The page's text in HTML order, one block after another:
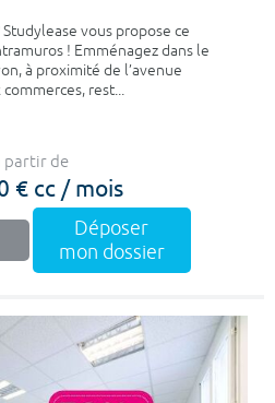
Studylease vous propose ce
! Emménagez dans le
à proximité de l’avenue
rest...
partir de
€ cc / mois
Déposer
mon dossier